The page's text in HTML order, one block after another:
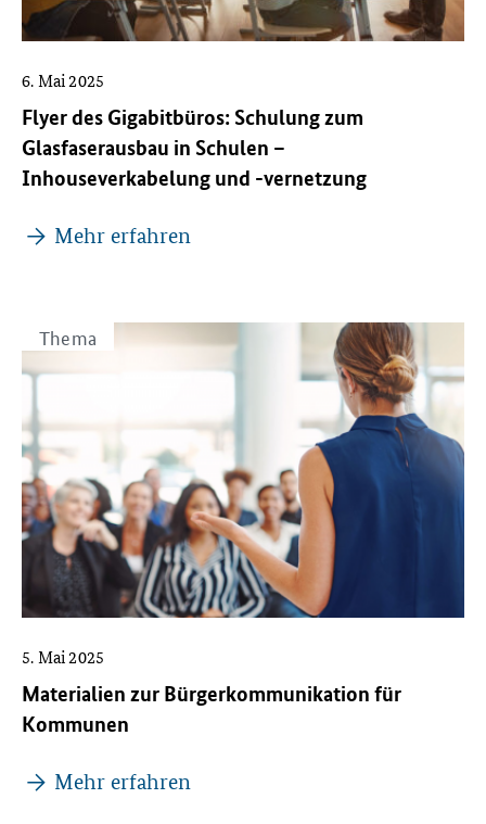
Inhouseverkabelung
Mobilfunk
Praxisbeispiele
Roadshow
Schulungen
Flyer des Gigabitbüros: Schulung zum
Glasfaserausbau in Schulen –
Inhouseverkabelung und -vernetzung
6. Mai 2025
Mehr erfahren
Thema
Materialien zur Bürgerkommunikation für
Kommunen
5. Mai 2025
Mehr erfahren